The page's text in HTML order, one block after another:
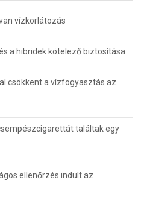
vízkorlátozás
a hibridek kötelező biztosítása
csökkent a vízfogyasztás az
találtak egy
ellenőrzés indult az